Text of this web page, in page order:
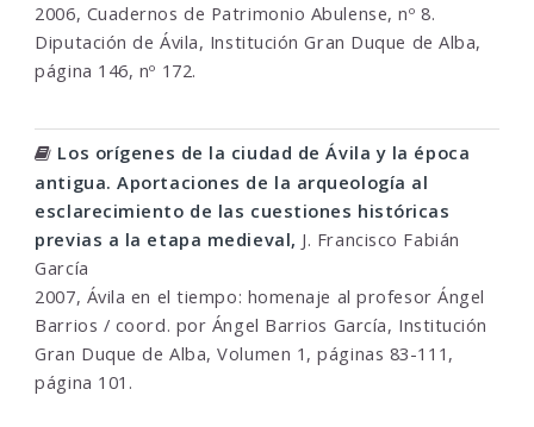
2006, Cuadernos de Patrimonio Abulense, nº 8.
Diputación de Ávila, Institución Gran Duque de Alba,
página 146, nº 172.
Los orígenes de la ciudad de Ávila y la época
antigua. Aportaciones de la arqueología al
esclarecimiento de las cuestiones históricas
previas a la etapa medieval, J. Francisco Fabián
García
2007, Ávila en el tiempo: homenaje al profesor Ángel
Barrios / coord. por Ángel Barrios García, Institución
Gran Duque de Alba, Volumen 1, páginas 83-111,
página 101.